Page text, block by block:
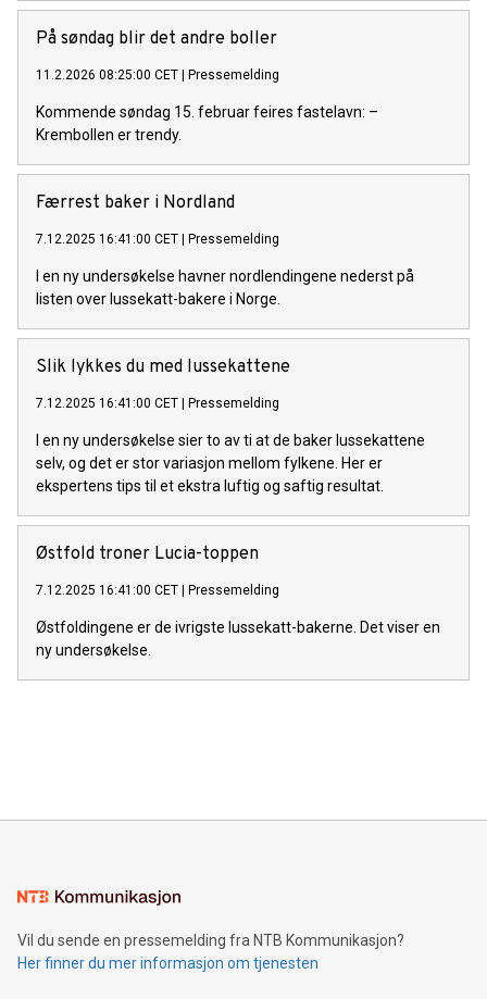
På søndag blir det andre boller
11.2.2026 08:25:00 CET Pressemelding
Kommende søndag 15. februar feires fastelavn: –
Krembollen er trendy.
Færrest baker i Nordland
7.12.2025 16:41:00 CET Pressemelding
I en ny undersøkelse havner nordlendingene nederst på
listen over lussekatt-bakere i Norge.
Slik lykkes du med lussekattene
7.12.2025 16:41:00 CET Pressemelding
I en ny undersøkelse sier to av ti at de baker lussekattene
selv, og det er stor variasjon mellom fylkene. Her er
ekspertens tips til et ekstra luftig og saftig resultat.
Østfold troner Lucia-toppen
7.12.2025 16:41:00 CET Pressemelding
Østfoldingene er de ivrigste lussekatt-bakerne. Det viser en
ny undersøkelse.
Vil du sende en pressemelding fra NTB Kommunikasjon?
Her finner du mer informasjon om tjenesten